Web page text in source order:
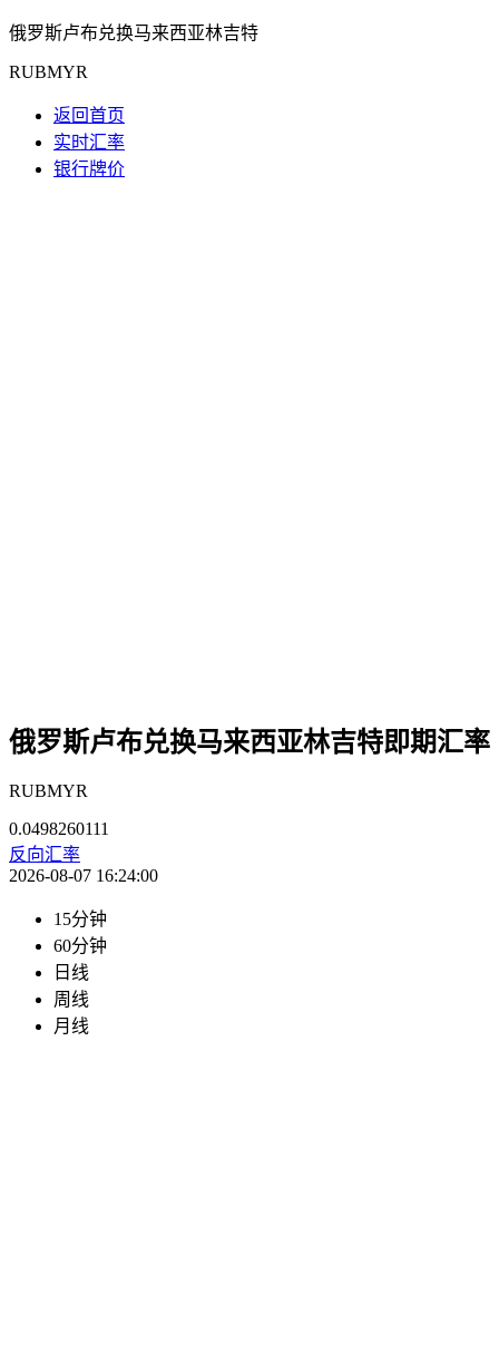
俄罗斯卢布兑换马来西亚林吉特
RUBMYR
返回首页
实时汇率
银行牌价
俄罗斯卢布兑换马来西亚林吉特即期汇率
RUBMYR
0.0498260111
反向汇率
2026-08-07 16:24:00
15分钟
60分钟
日线
周线
月线